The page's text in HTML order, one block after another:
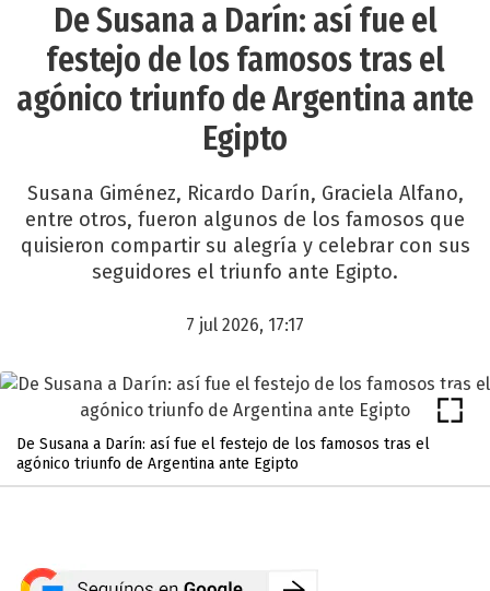
De Susana a Darín: así fue el
festejo de los famosos tras el
agónico triunfo de Argentina ante
Egipto
Susana Giménez, Ricardo Darín, Graciela Alfano,
entre otros, fueron algunos de los famosos que
quisieron compartir su alegría y celebrar con sus
seguidores el triunfo ante Egipto.
7 jul 2026, 17:17
De Susana a Darín: así fue el festejo de los famosos tras el
agónico triunfo de Argentina ante Egipto